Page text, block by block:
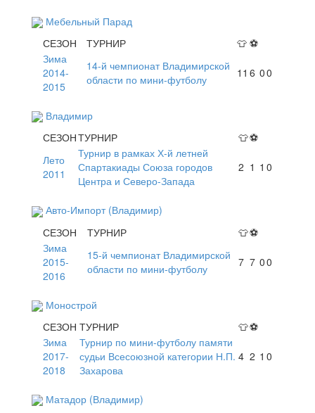
Мебельный Парад
СЕЗОН
ТУРНИР 👕 ⚽
Зима
2014-
2015
14-й чемпионат Владимирской
области по мини-футболу
11 6 00
Владимир
СЕЗОНТУРНИР 👕⚽
Лето
2011
Турнир в рамках Х-й летней
Спартакиады Союза городов
Центра и Северо-Запада
2 1 1 0
Авто-Импорт (Владимир)
СЕЗОН
ТУРНИР 👕⚽
Зима
2015-
2016
15-й чемпионат Владимирской
области по мини-футболу
7 7 00
Монострой
СЕЗОН ТУРНИР 👕⚽
Зима
2017-
2018
Турнир по мини-футболу памяти
судьи Всесоюзной категории Н.П.
Захарова
4 2 1 0
Матадор (Владимир)